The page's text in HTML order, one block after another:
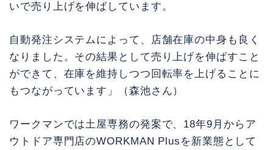
いで売り上げを伸ばしています。
自動発注システムによって、店舗在庫の中身も良く
なりました。その結果として売り上げを伸ばすこと
ができて、在庫を維持しつつ回転率を上げることに
もつながっています」（森池さん）
ワークマンでは土屋専務の発案で、18年9月からア
ウトドア専門店のWORKMAN Plusを新業態として